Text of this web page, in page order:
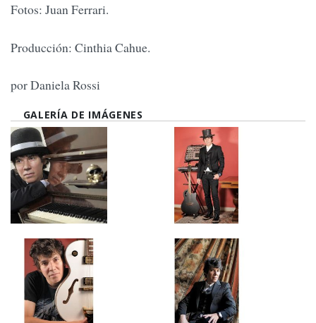
Fotos: Juan Ferrari.
Producción: Cinthia Cahue.
por Daniela Rossi
GALERÍA DE IMÁGENES